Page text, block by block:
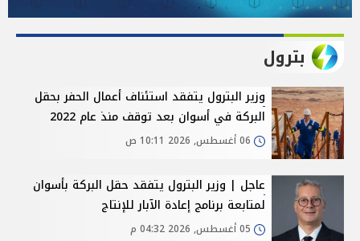
بترول
وزير البترول يتفقد استئناف أعمال الحفر بحقل
البركة في أسوان بعد توقف منذ عام 2022
عاجل | وزير البترول يتفقد حقل البركة بأسوان
لمتابعة برنامج إعادة الآبار للإنتاج